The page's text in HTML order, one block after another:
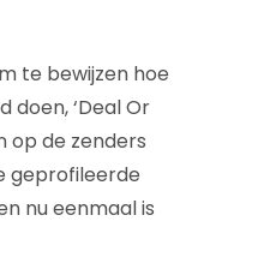
te bewijzen hoe
doen, ‘Deal Or
op de zenders
geprofileerde
nu eenmaal is